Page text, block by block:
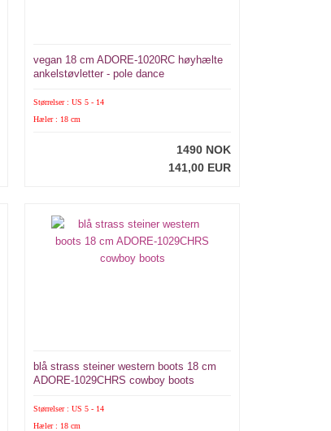
vegan 18 cm ADORE-1020RC høyhælte
ankelstøvletter - pole dance
Størrelser : US 5 - 14
Hæler : 18 cm
1490 NOK
141,00 EUR
blå strass steiner western boots 18 cm
ADORE-1029CHRS cowboy boots
Størrelser : US 5 - 14
Hæler : 18 cm